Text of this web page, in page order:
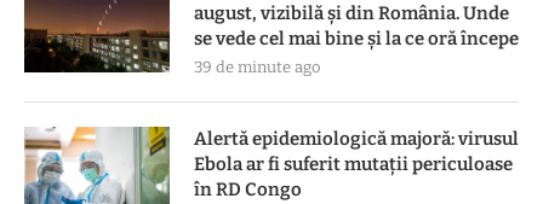
august, vizibilă și din România. Unde
se vede cel mai bine și la ce oră începe
39 de minute ago
Alertă epidemiologică majoră: virusul
Ebola ar fi suferit mutații periculoase
în RD Congo